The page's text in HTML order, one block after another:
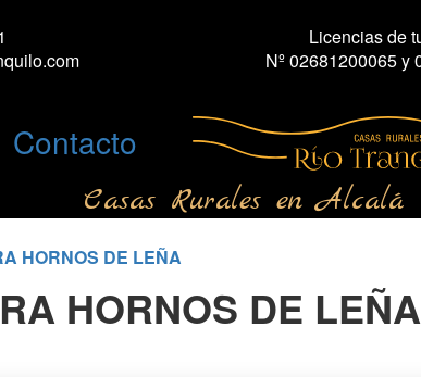
Licencias de
Nº 02681200065 y
Contacto
Casas Rurales en
HORNOS DE LEÑA
HORNOS DE LEÑA